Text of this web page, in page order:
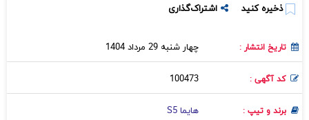
ذخیره کنید اشتراک‌گذاری
تاریخ انتشار : چهار شنبه 29 مرداد 1404
کد آگهی : 100473
برند و تیپ : هایما S5